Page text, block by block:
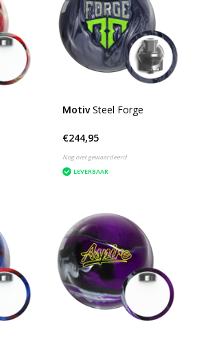
Motiv Steel Forge
€244,95
Nog niet gewaardeerd
LEVERBAAR